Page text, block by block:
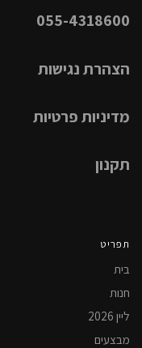
055-4318600
הצהרת נגישות
מדיניות פרטיות
תקנון
תפריט
בית
חנות
ליין 2026
מבצעים